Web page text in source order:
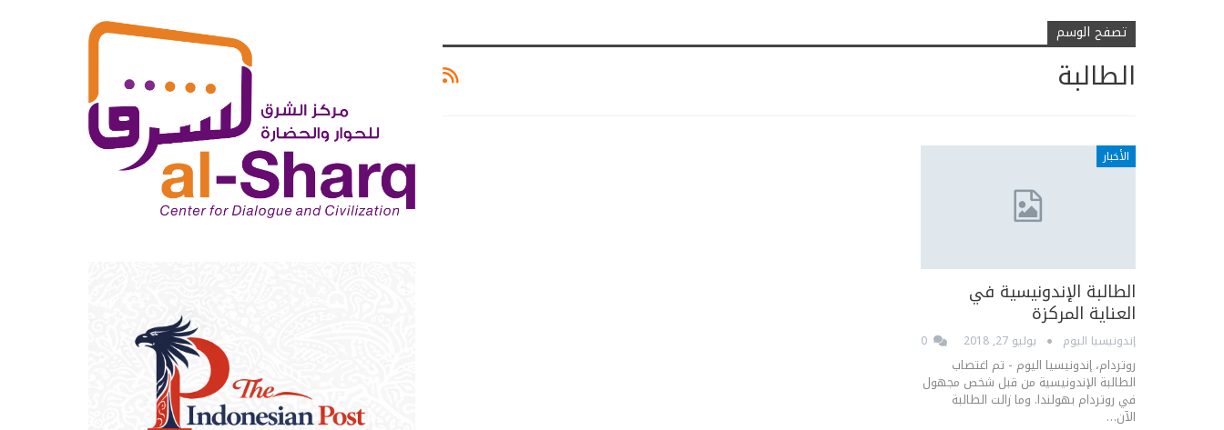
تصفح الوسم
الطالبة
الأخبار
الطالبة الإندونيسية في
العناية المركزة
إندونيسيا اليوم يوليو 27, 2018
روتردام، إندونيسيا اليوم - تم اغتصاب
الطالبة الإندونيسية من قبل شخص مجهول
في روتردام بهولندا. وما زالت الطالبة
الآن…